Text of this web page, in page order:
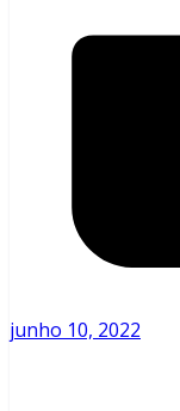
junho 10, 2022